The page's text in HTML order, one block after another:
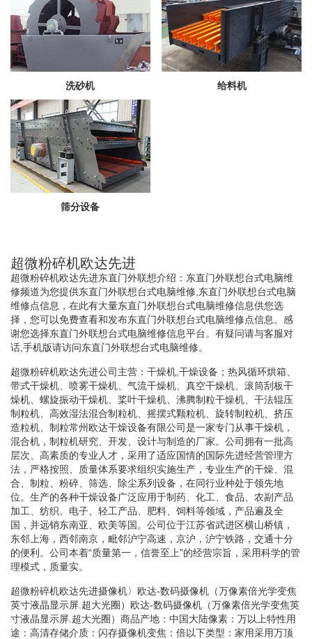
洗砂机 给料机
筛分设备
超微粉碎机欧达先进
超微粉碎机欧达先进东直门外联想介绍：东直门外联想台式电脑维
修频道为您提供东直门外联想台式电脑维修,东直门外联想台式电脑
维修点信息，在此有大量东直门外联想台式电脑维修信息供您选
择，您可以免费查看和发布东直门外联想台式电脑维修点信息。感
谢您选择东直门外联想台式电脑维修信息平台。有疑问请与客服对
话,手机版请访问东直门外联想台式电脑维修。
超微粉碎机欧达先进公司主营：干燥机,干燥设备；热风循环烘箱、
带式干燥机、喷雾干燥机、气流干燥机、真空干燥机、滚筒刮板干
燥机、螺旋振动干燥机、桨叶干燥机、沸腾制粒干燥机、干法辊压
制粒机、高效湿法混合制粒机、摇摆式颗粒机、旋转制粒机、挤压
造粒机、制粒常州欧达干燥设备有限公司是一家专门从事干燥机，
混合机，制粒机研究、开发、设计与制造的厂家。公司拥有一批高
层次、高素质的专业人才，采用了适应国情的国际先进经营管理方
法，严格按照、质量体系要求组织实施生产，专业生产的干燥、混
合、制粒、粉碎、筛选、除尘系列设备，在同行业种处于领先地
位。生产的各种干燥设备广泛应用于制药、化工、食品、农副产品
加工、纺织、电子、轻工产品、肥料、饲料等领域，产品遍及全
国，并远销东南亚、欧美等国。公司位于江苏省武进区横山桥镇，
东邻上海，西邻南京，毗邻沪宁高速，京沪，沪宁铁路，交通十分
的便利。公司本着“质量第一，信誉至上”的经营宗旨，采用科学的管
理模式，质量实。
超微粉碎机欧达先进摄像机〉欧达-数码摄像机（万像素倍光学变焦
英寸液晶显示屏.超大光圈）欧达-数码摄像机（万像素倍光学变焦英
寸液晶显示屏.超大光圈）商品产地：中国大陆像素：万以上特性用
途：高清存储介质：闪存摄像机变焦：倍以下类型：家用采用万顶